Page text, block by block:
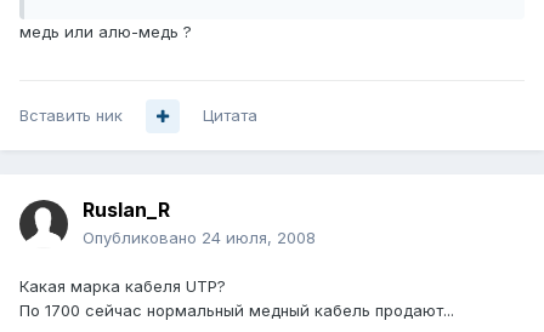
медь или алю-медь ?
Вставить ник Цитата
Ruslan_R
Опубликовано 24 июля, 2008
Какая марка кабеля UTP?
По 1700 сейчас нормальный медный кабель продают...